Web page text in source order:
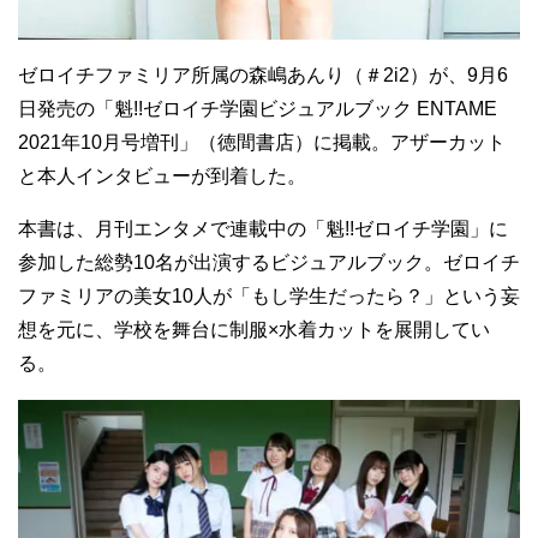
ゼロイチファミリア所属の森嶋あんり（＃2i2）が、9月6
日発売の「魁!!ゼロイチ学園ビジュアルブック ENTAME
2021年10月号増刊」（徳間書店）に掲載。アザーカット
と本人インタビューが到着した。
本書は、月刊エンタメで連載中の「魁!!ゼロイチ学園」に
参加した総勢10名が出演するビジュアルブック。ゼロイチ
ファミリアの美女10人が「もし学生だったら？」という妄
想を元に、学校を舞台に制服×水着カットを展開してい
る。